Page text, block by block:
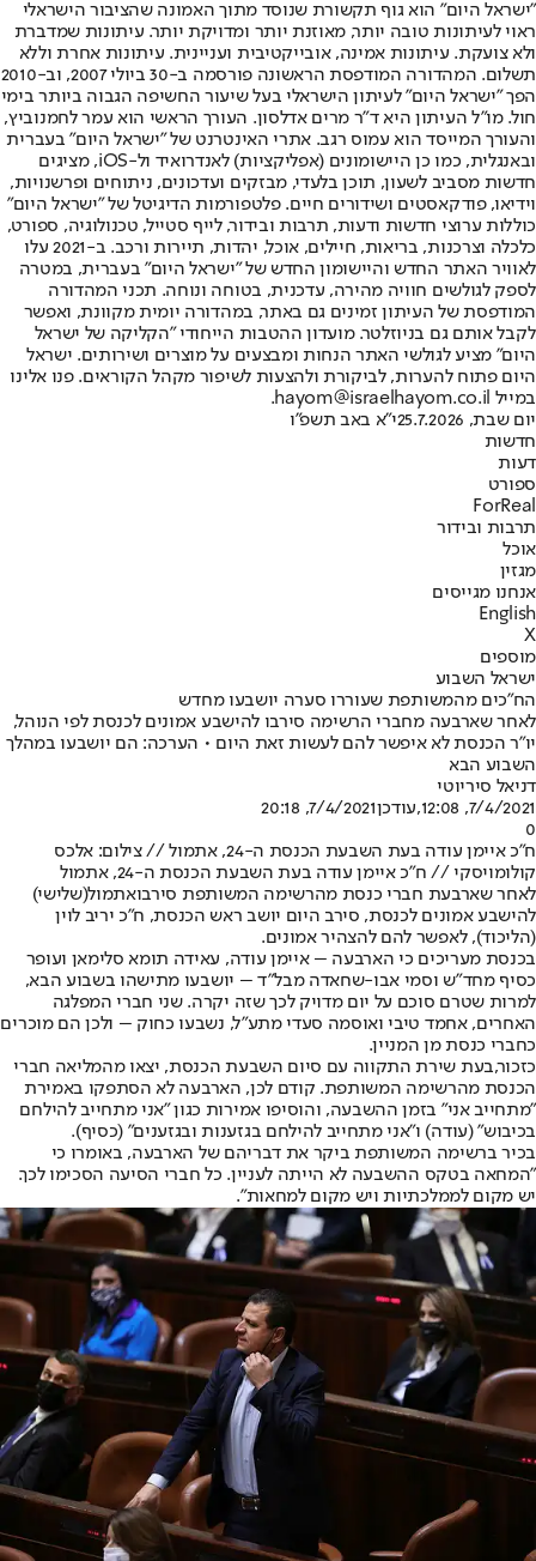
"ישראל היום" הוא גוף תקשורת שנוסד מתוך האמונה שהציבור הישראלי
ראוי לעיתונות טובה יותר, מאוזנת יותר ומדויקת יותר. עיתונות שמדברת
ולא צועקת. עיתונות אמינה, אובייקטיבית ועניינית. עיתונות אחרת וללא
תשלום. המהדורה המודפסת הראשונה פורסמה ב-30 ביולי 2007, וב-2010
הפך "ישראל היום" לעיתון הישראלי בעל שיעור החשיפה הגבוה ביותר בימי
חול. מו"ל העיתון היא ד"ר מרים אדלסון. העורך הראשי הוא עמר לחמנוביץ,
והעורך המייסד הוא עמוס רגב. אתרי האינטרנט של "ישראל היום" בעברית
ובאנגלית, כמו כן היישומונים (אפליקציות) לאנדרואיד ול-iOS, מציגים
חדשות מסביב לשעון, תוכן בלעדי, מבזקים ועדכונים, ניתוחים ופרשנויות,
וידיאו, פודקאסטים ושידורים חיים. פלטפורמות הדיגיטל של "ישראל היום"
כוללות ערוצי חדשות ודעות, תרבות ובידור, לייף סטייל, טכנולוגיה, ספורט,
כלכלה וצרכנות, בריאות, חיילים, אוכל, יהדות, תיירות ורכב. ב-2021 עלו
לאוויר האתר החדש והיישומון החדש של "ישראל היום" בעברית, במטרה
לספק לגולשים חוויה מהירה, עדכנית, בטוחה ונוחה. תכני המהדורה
המודפסת של העיתון זמינים גם באתר, במהדורה יומית מקוונת, ואפשר
לקבל אותם גם בניוזלטר. מועדון ההטבות הייחודי "הקליקה של ישראל
היום" מציע לגולשי האתר הנחות ומבצעים על מוצרים ושירותים. ישראל
היום פתוח להערות, לביקורת ולהצעות לשיפור מקהל הקוראים. פנו אלינו
במייל hayom@israelhayom.co.il.
יום שבת, 25.7.2026
י"א באב תשפ"ו
חדשות
דעות
ספורט
ForReal
תרבות ובידור
אוכל
מגזין
אנחנו מגייסים
English
X
מוספים
ישראל השבוע
הח"כים מהמשותפת שעוררו סערה יושבעו מחדש
לאחר שארבעה מחברי הרשימה סירבו להישבע אמונים לכנסת לפי הנוהל,
יו"ר הכנסת לא איפשר להם לעשות זאת היום • הערכה: הם יושבעו במהלך
השבוע הבא
דניאל סיריוטי
7/4/2021, 12:08
,עודכן7/4/2021, 20:18
0
ח"כ איימן עודה בעת השבעת הכנסת ה-24, אתמול // צילום: אלכס
קולומויסקי // ח"כ איימן עודה בעת השבעת הכנסת ה-24, אתמול
לאחר שארבעת חברי כנסת מהרשימה המשותפת סירבואתמול(שלישי)
להישבע אמונים לכנסת, סירב היום יושב ראש הכנסת, ח"כ יריב לוין
(הליכוד), לאפשר להם להצהיר אמונים.
בכנסת מעריכים כי הארבעה – איימן עודה, עאידה תומא סלימאן ועופר
כסיף מחד"ש וסמי אבו-שחאדה מבל"ד – יושבעו מתישהו בשבוע הבא,
למרות שטרם סוכם על יום מדויק לכך שזה יקרה. שני חברי המפלגה
האחרים, אחמד טיבי ואוסמה סעדי מתע"ל, נשבעו כחוק – ולכן הם מוכרים
כחברי כנסת מן המניין.
כזכור,בעת שירת התקווה עם סיום השבעת הכנסת, יצאו מהמליאה חברי
הכנסת מהרשימה המשותפת. קודם לכן, הארבעה לא הסתפקו באמירת
"מתחייב אני" בזמן ההשבעה, והוסיפו אמירות כגון "אני מתחייב להילחם
בכיבוש" (עודה) ו"אני מתחייב להילחם בגזענות ובגזענים" (כסיף).
בכיר ברשימה המשותפת ביקר את דבריהם של הארבעה, באומרו כי
"המחאה בטקס ההשבעה לא הייתה לעניין. כל חברי הסיעה הסכימו לכך.
יש מקום לממלכתיות ויש מקום למחאות".